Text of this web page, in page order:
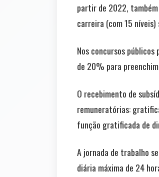
partir de 2022, também
carreira (com 15
Nos concursos
de 20% para
O recebimento de
remuneratórias:
função gratificada de
A jornada de trabalho
diária máxima de 24